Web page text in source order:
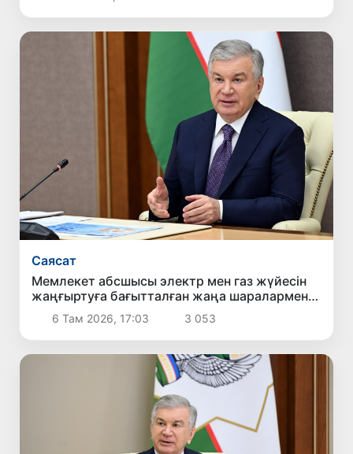
Саясат
Мемлекет абсшысы электр мен газ жүйесін
жаңғыртуға бағытталған жаңа шаралармен
танысты
6 Там 2026, 17:03 3 053